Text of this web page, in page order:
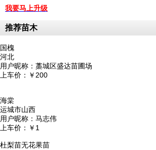
我要马上升级
推荐苗木
国槐
河北
用户昵称： 藁城区盛达苗圃场
上车价： ￥200
海棠
运城市山西
用户昵称： 马志伟
上车价： ￥1
杜梨苗无花果苗